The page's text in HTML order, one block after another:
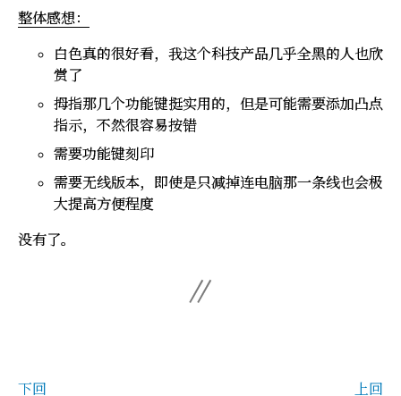
整体感想：
白色真的很好看，我这个科技产品几乎全黑的人也欣
赏了
拇指那几个功能键挺实用的，但是可能需要添加凸点
指示，不然很容易按错
需要功能键刻印
需要无线版本，即使是只减掉连电脑那一条线也会极
大提高方便程度
没有了。
下回
上回